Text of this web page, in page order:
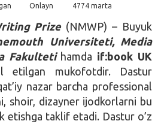
Onlayn
4774 marta
Prize(NMWP) – Buyuk
Universiteti, Media
Fakultetihamda if:book UK
etilgan mukofotdir. Dastur
nazar barcha professional
shoir, dizayner ijodkorlarni bu
etishga taklif etadi. Dastur o’z